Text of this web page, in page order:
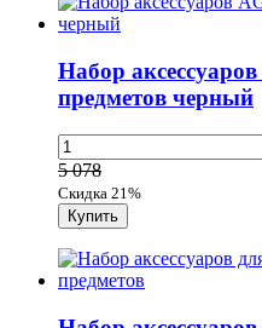
Набор
предметов черный
5 078
Скидка 21%